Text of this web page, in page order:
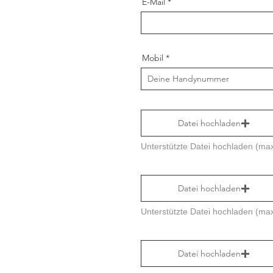
Mobil
Datei hochladen
Datei hochladen
Datei hochladen